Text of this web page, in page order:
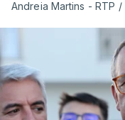
Andreia Martins - RTP /